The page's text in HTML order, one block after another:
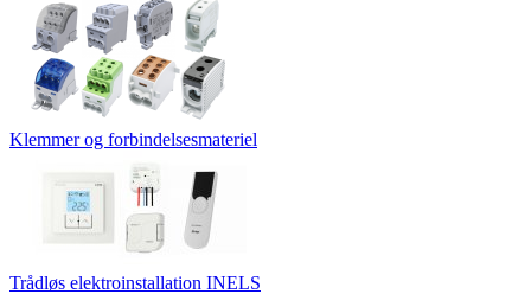
Klemmer og forbindelsesmateriel
Trådløs elektroinstallation INELS